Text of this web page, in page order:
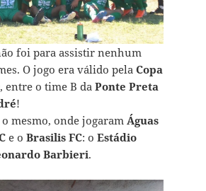
foi para assistir nenhum
O jogo era válido pela Copa
, entre o time B da Ponte Preta
!
mesmo, onde jogaram Águas
e o Brasilis FC: o Estádio
Barbieri.